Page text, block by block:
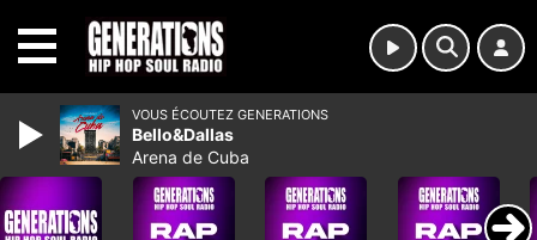
VOUS ÉCOUTEZ GENERATIONS
Bello&Dallas
Arena de Cuba